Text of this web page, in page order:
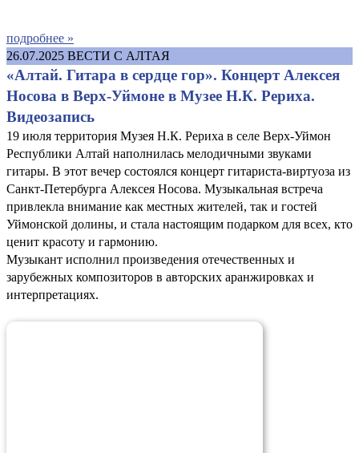
подробнее »
26.07.2025 ВЕСТИ С АЛТАЯ
«Алтай. Гитара в сердце гор». Концерт Алексея
Носова в Верх-Уймоне в Музее Н.К. Рериха.
Видеозапись
19 июля территория Музея Н.К. Рериха в селе Верх-Уймон
Республики Алтай наполнилась мелодичными звуками
гитары. В этот вечер состоялся концерт гитариста-виртуоза из
Санкт-Петербурга Алексея Носова. Музыкальная встреча
привлекла внимание как местных жителей, так и гостей
Уймонской долины, и стала настоящим подарком для всех, кто
ценит красоту и гармонию.
Музыкант исполнил произведения отечественных и
зарубежных композиторов в авторских аранжировках и
интерпретациях.